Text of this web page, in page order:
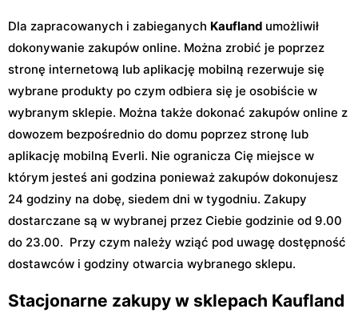
Dla zapracowanych i zabieganych Kaufland umożliwił
dokonywanie zakupów online. Można zrobić je poprzez
stronę internetową lub aplikację mobilną rezerwuje się
wybrane produkty po czym odbiera się je osobiście w
wybranym sklepie. Można także dokonać zakupów online z
dowozem bezpośrednio do domu poprzez stronę lub
aplikację mobilną Everli. Nie ogranicza Cię miejsce w
którym jesteś ani godzina ponieważ zakupów dokonujesz
24 godziny na dobę, siedem dni w tygodniu. Zakupy
dostarczane są w wybranej przez Ciebie godzinie od 9.00
do 23.00. Przy czym należy wziąć pod uwagę dostępność
dostawców i godziny otwarcia wybranego sklepu.
Stacjonarne zakupy w sklepach Kaufland